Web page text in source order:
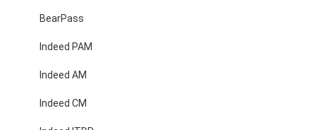
BearPass
Indeed PAM
Indeed AM
Indeed CM